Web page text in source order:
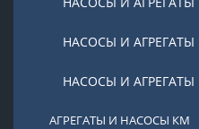
НАСОСЫ И АГРЕГАТЫ
НАСОСЫ И АГРЕГАТЫ
АГРЕГАТЫ И НАСОСЫ КМ